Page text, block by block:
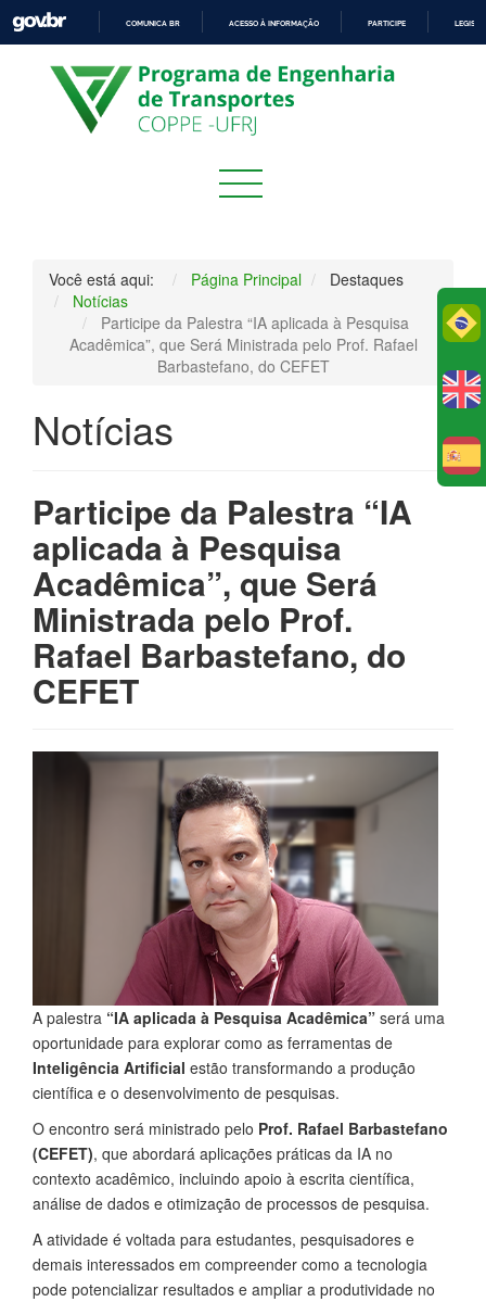
PARA
O
CONTEÚDO
COMUNICA BR ACESSO À INFORMAÇÃO PARTICIPE
Você está aqui: Página Principal
Destaques
Notícias
Participe da Palestra “IA aplicada à Pesquisa
Acadêmica”, que Será Ministrada pelo Prof. Rafael
Barbastefano, do CEFET
Notícias
Participe da Palestra “IA
aplicada à Pesquisa
Acadêmica”, que Será
Ministrada pelo Prof.
Rafael Barbastefano, do
CEFET
A palestra “IA aplicada à Pesquisa Acadêmica” será uma
oportunidade para explorar como as ferramentas de
Inteligência Artificial estão transformando a produção
científica e o desenvolvimento de pesquisas.
O encontro será ministrado pelo Prof. Rafael Barbastefano
(CEFET), que abordará aplicações práticas da IA no
contexto acadêmico, incluindo apoio à escrita científica,
análise de dados e otimização de processos de pesquisa.
A atividade é voltada para estudantes, pesquisadores e
demais interessados em compreender como a tecnologia
pode potencializar resultados e ampliar a produtividade no